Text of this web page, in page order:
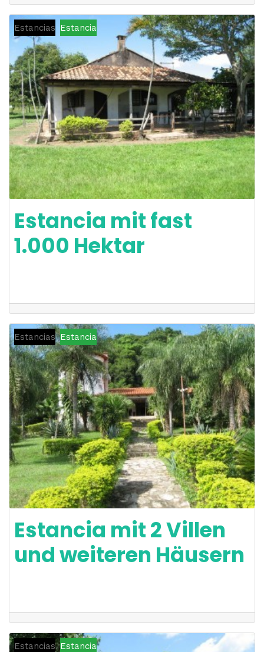
Estancias Estancia
Estancia mit fast
1.000 Hektar
Estancias Estancia
Estancia mit 2 Villen
und weiteren Häusern
Estancias Estancia